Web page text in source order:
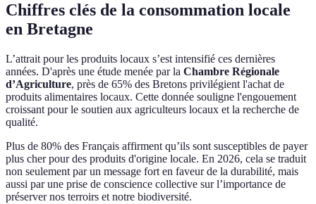
Chiffres clés de la consommation locale
en Bretagne
L’attrait pour les produits locaux s’est intensifié ces dernières
années. D'après une étude menée par la Chambre Régionale
d’Agriculture, près de 65% des Bretons privilégient l'achat de
produits alimentaires locaux. Cette donnée souligne l'engouement
croissant pour le soutien aux agriculteurs locaux et la recherche de
qualité.
Plus de 80% des Français affirment qu’ils sont susceptibles de payer
plus cher pour des produits d'origine locale. En 2026, cela se traduit
non seulement par un message fort en faveur de la durabilité, mais
aussi par une prise de conscience collective sur l’importance de
préserver nos terroirs et notre biodiversité.